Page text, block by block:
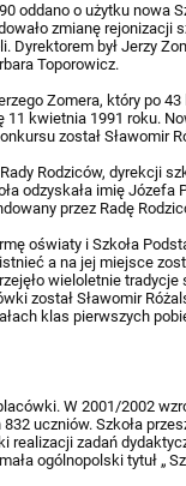
oddano o użytku nowa
zmianę rejonizacji
Dyrektorem był Jerzy
Toporowicz.
Zomera, który po
11 kwietnia 1991 roku.
został Sławomir
Rodziców, dyrekcji
odzyskała imię Józefa
przez Radę
oświaty i Szkoła
a na jej miejsce
wieloletnie
został Sławomir
klas pierwszych
W 2001/2002
uczniów. Szkoła
realizacji zadań
ogólnopolski tytuł „